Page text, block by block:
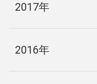
2017年
2016年